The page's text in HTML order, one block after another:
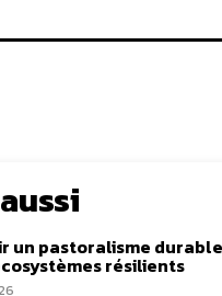
un pastoralisme
résilients